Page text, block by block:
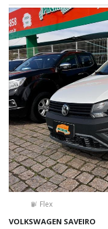
Flex
VOLKSWAGEN SAVEIRO